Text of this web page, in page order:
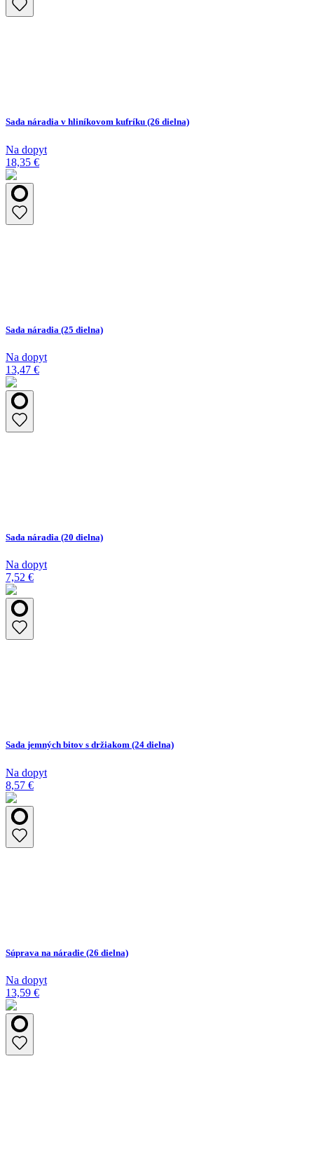
Sada náradia v hliníkovom kufríku (26 dielna)
Na dopyt
18,35 €
Sada náradia (25 dielna)
Na dopyt
13,47 €
Sada náradia (20 dielna)
Na dopyt
7,52 €
Sada jemných bitov s držiakom (24 dielna)
Na dopyt
8,57 €
Súprava na náradie (26 dielna)
Na dopyt
13,59 €